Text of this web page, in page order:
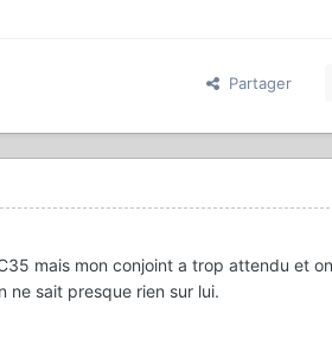
Partager
mais mon conjoint a trop attendu et
ne sait presque rien sur lui.